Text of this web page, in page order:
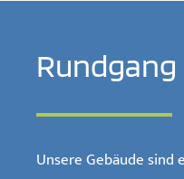
Rundgang
Unsere Gebäude